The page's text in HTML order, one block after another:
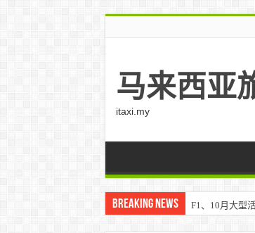
马来西亚
itaxi.my
Breaking News F1、10月大型